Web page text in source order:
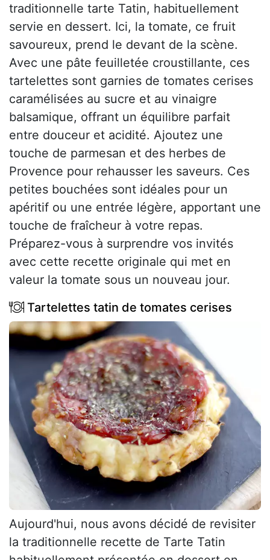
traditionnelle tarte Tatin, habituellement
servie en dessert. Ici, la tomate, ce fruit
savoureux, prend le devant de la scène.
Avec une pâte feuilletée croustillante, ces
tartelettes sont garnies de tomates cerises
caramélisées au sucre et au vinaigre
balsamique, offrant un équilibre parfait
entre douceur et acidité. Ajoutez une
touche de parmesan et des herbes de
Provence pour rehausser les saveurs. Ces
petites bouchées sont idéales pour un
apéritif ou une entrée légère, apportant une
touche de fraîcheur à votre repas.
Préparez-vous à surprendre vos invités
avec cette recette originale qui met en
valeur la tomate sous un nouveau jour.
Tartelettes tatin de tomates cerises
Aujourd'hui, nous avons décidé de revisiter
la traditionnelle recette de Tarte Tatin